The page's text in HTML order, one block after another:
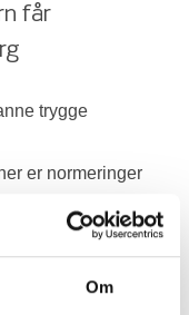
Om
får
trygge
er normeringer
udvikling og